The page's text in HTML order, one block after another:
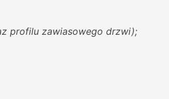
profilu zawiasowego drzwi);